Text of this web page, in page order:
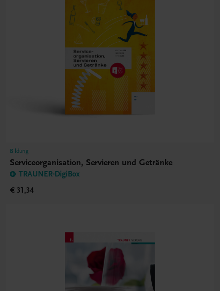
Bildung
Serviceorganisation, Servieren und Getränke
TRAUNER-DigiBox
€ 31,34